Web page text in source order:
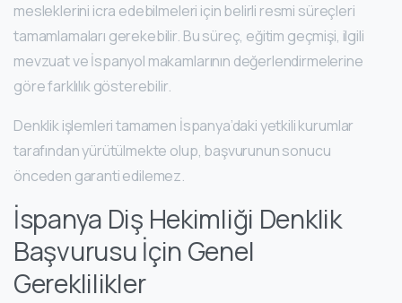
mesleklerini icra edebilmeleri için belirli resmi süreçleri
tamamlamaları gerekebilir. Bu süreç, eğitim geçmişi, ilgili
mevzuat ve İspanyol makamlarının değerlendirmelerine
göre farklılık gösterebilir.
Denklik işlemleri tamamen İspanya’daki yetkili kurumlar
tarafından yürütülmekte olup, başvurunun sonucu
önceden garanti edilemez.
İspanya Diş Hekimliği Denklik
Başvurusu İçin Genel
Gereklilikler